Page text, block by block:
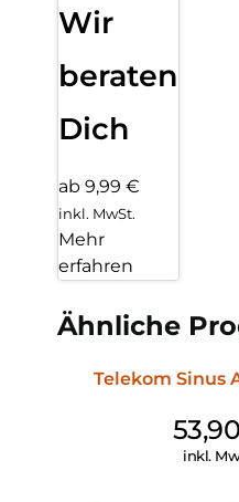
Wir
beraten
Dich
ab 9,99 €
inkl. MwSt.
Mehr
erfahren
Ähnliche
Telekom Sinus
53,90
inkl.